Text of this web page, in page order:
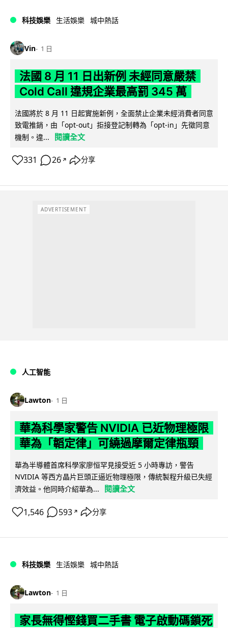
科技娛樂 生活娛樂 城中熱話
Vin 1 日
法國 8 月 11 日出新例 未經同意嚴禁
Cold Call 違規企業最高罰 345 萬
法國將於 8 月 11 日起實施新例，全面禁止企業未經消費者同意
致電推銷，由「opt-out」拒接登記制轉為「opt-in」先徵同意
機制。違...
閱讀全文
331 26 ↗ 分享
ADVERTISEMENT
人工智能
Lawton 1 日
華為科學家警告 NVIDIA 已近物理極限
華為「韜定律」可繞過摩爾定律瓶頸
華為半導體首席科學家廖恒罕見接受近 5 小時專訪，警告
NVIDIA 等西方晶片巨頭正逼近物理極限，傳統製程升級已失經
濟效益。他同時介紹華為...
閱讀全文
1,546 593 ↗ 分享
科技娛樂 生活娛樂 城中熱話
Lawton 1 日
家長無得慳錢買二手書 電子啟動碼鎖死